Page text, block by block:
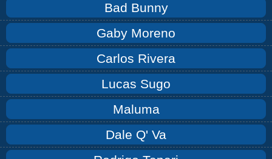
Bad Bunny
Gaby Moreno
Carlos Rivera
Lucas Sugo
Maluma
Dale Q' Va